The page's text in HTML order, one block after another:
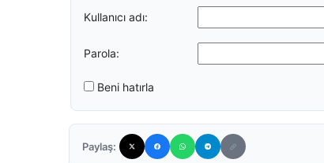
Kullanıcı adı:
Parola:
Beni hatırla
Paylaş: